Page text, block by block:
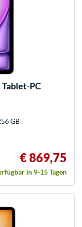
Tablet-PC
GB
€ 869,75
in 9-15 Tagen